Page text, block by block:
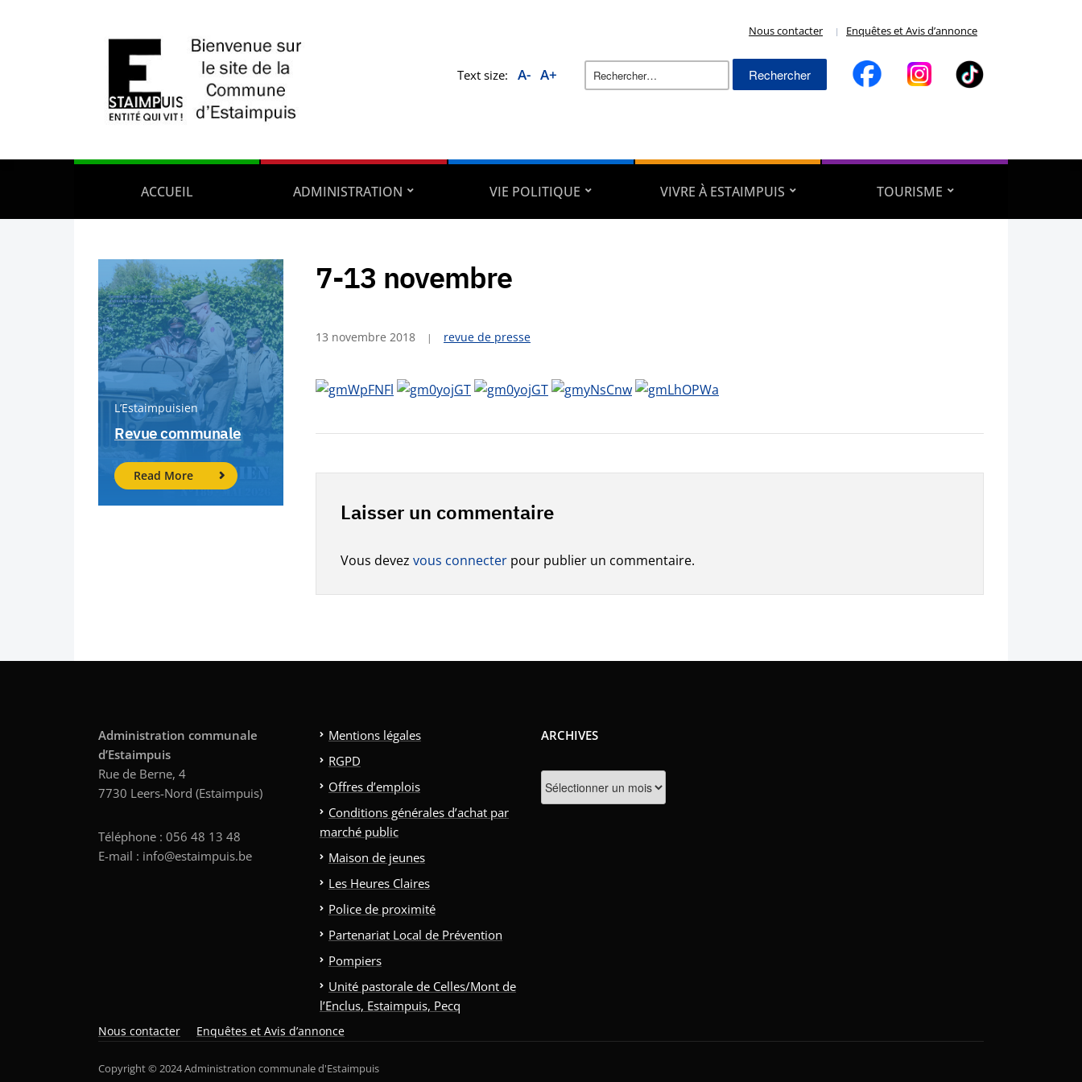
Nous contacter Enquêtes et Avis d’annonce
Text size: A- A+
Rechercher :
ACCUEIL ADMINISTRATION VIE POLITIQUE VIVRE À ESTAIMPUIS TOURISME
L’Estaimpuisien
Revue communale
Read More
7-13 novembre
13 novembre 2018 revue de presse
Laisser un commentaire
Vous devez vous connecter pour publier un commentaire.
Administration communale
d’Estaimpuis
Rue de Berne, 4
7730 Leers-Nord (Estaimpuis)
Téléphone : 056 48 13 48
E-mail : info@estaimpuis.be
Mentions légales
RGPD
Offres d’emplois
Conditions générales d’achat par
marché public
Maison de jeunes
Les Heures Claires
Police de proximité
Partenariat Local de Prévention
Pompiers
Unité pastorale de Celles/Mont de
l’Enclus, Estaimpuis, Pecq
ARCHIVES
Nous contacter Enquêtes et Avis d’annonce
Copyright © 2024 Administration communale d'Estaimpuis